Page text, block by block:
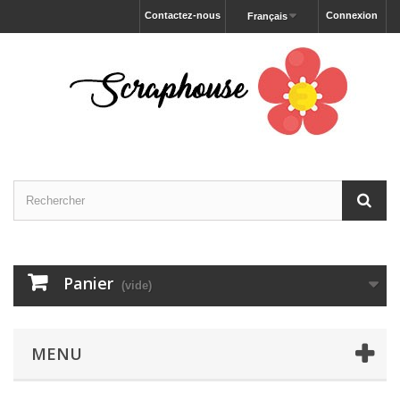
Connexion
Français
Contactez-nous
Panier (vide)
MENU